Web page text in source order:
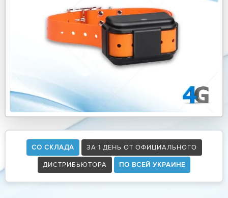
СО СКЛАДА ЗА 1 ДЕНЬ ОТ ОФИЦИАЛЬНОГО
ДИСТРИБЬЮТОРА ПО ВСЕЙ УКРАИНЕ